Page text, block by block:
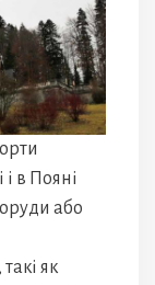
в Пояні
або
як